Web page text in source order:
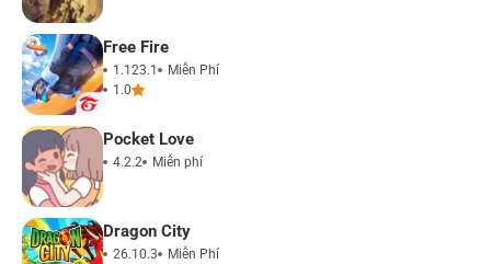
Free Fire
1.123.1
Miễn Phí
1.0
Pocket Love
4.2.2 Miễn phí
Dragon City
26.10.3 Miễn Phí